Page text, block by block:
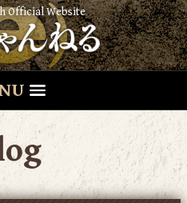
Official Website